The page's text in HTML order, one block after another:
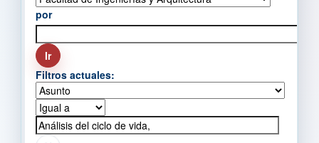
por
Filtros actuales: